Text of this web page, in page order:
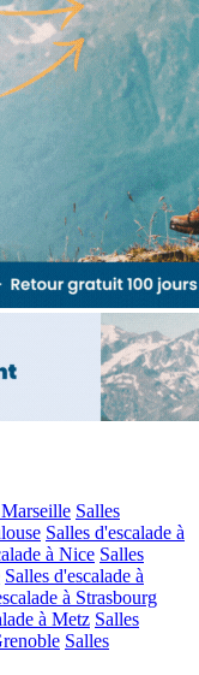
Marseille Salles
Salles d'escalade à
à Nice Salles
Salles d'escalade à
à Strasbourg
à Metz Salles
Salles